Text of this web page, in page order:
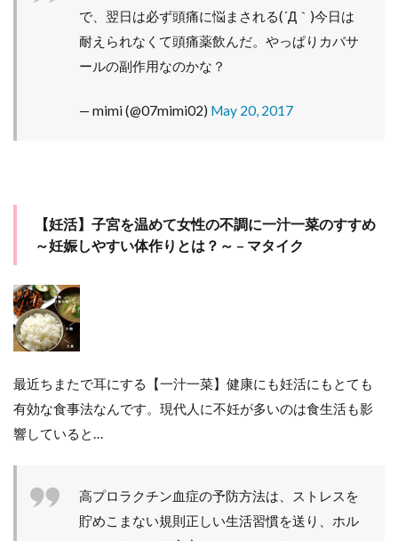
で、翌日は必ず頭痛に悩まされる(´Д｀)今日は
耐えられなくて頭痛薬飲んだ。やっぱりカバサ
ールの副作用なのかな？
— mimi (@07mimi02) May 20, 2017
【妊活】子宮を温めて女性の不調に一汁一菜のすすめ
～妊娠しやすい体作りとは？～ – マタイク
最近ちまたで耳にする【一汁一菜】健康にも妊活にもとても
有効な食事法なんです。現代人に不妊が多いのは食生活も影
響していると…
高プロラクチン血症の予防方法は、ストレスを
貯めこまない規則正しい生活習慣を送り、ホル